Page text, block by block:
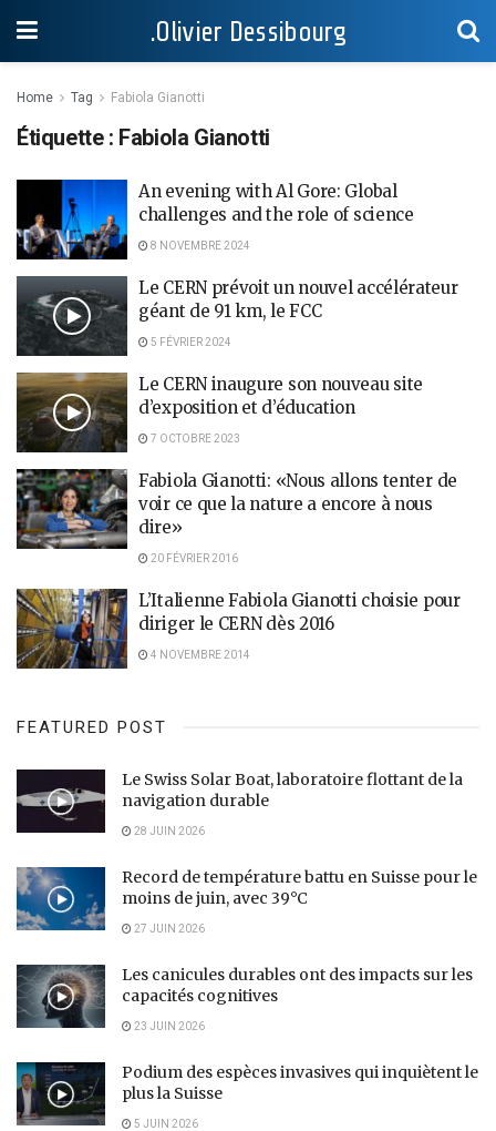
.Olivier Dessibourg
Home Tag Fabiola Gianotti
Étiquette : Fabiola Gianotti
An evening with Al Gore: Global
challenges and the role of science
8 NOVEMBRE 2024
Le CERN prévoit un nouvel accélérateur
géant de 91 km, le FCC
5 FÉVRIER 2024
Le CERN inaugure son nouveau site
d’exposition et d’éducation
7 OCTOBRE 2023
Fabiola Gianotti: «Nous allons tenter de
voir ce que la nature a encore à nous
dire»
20 FÉVRIER 2016
L’Italienne Fabiola Gianotti choisie pour
diriger le CERN dès 2016
4 NOVEMBRE 2014
FEATURED POST
Le Swiss Solar Boat, laboratoire flottant de la
navigation durable
28 JUIN 2026
Record de température battu en Suisse pour le
moins de juin, avec 39°C
27 JUIN 2026
Les canicules durables ont des impacts sur les
capacités cognitives
23 JUIN 2026
Podium des espèces invasives qui inquiètent le
plus la Suisse
5 JUIN 2026